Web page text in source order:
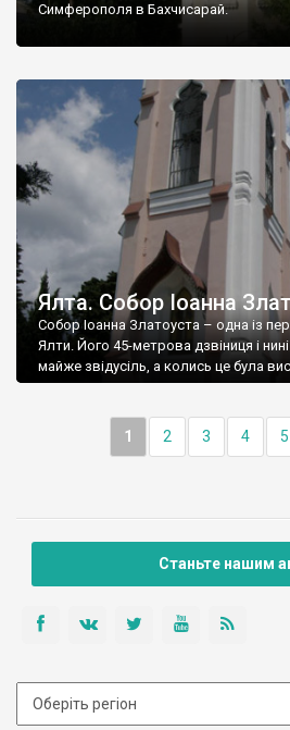
Симферополя в Бахчисарай.
Ялта. Собор Іоанна
Собор Іоанна Златоуста – одна із
Ялти. Його 45-метрова дзвіниця і нині
майже звідусіль, а колись це була
1 2 3 4 5
Станьте нашим